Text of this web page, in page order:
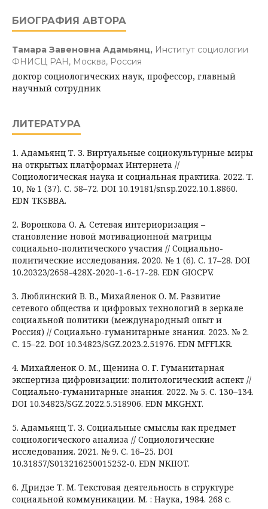
БИОГРАФИЯ АВТОРА
Тамара Завеновна Адамьянц, Институт социологии
ФНИСЦ РАН, Москва, Россия
доктор социологических наук, профессор, главный
научный сотрудник
ЛИТЕРАТУРА
1. Адамьянц Т. З. Виртуальные социокультурные миры
на открытых платформах Интернета //
Социологическая наука и социальная практика. 2022. Т.
10, № 1 (37). С. 58–72. DOI 10.19181/snsp.2022.10.1.8860.
EDN TKSBBA.
2. Воронкова О. А. Сетевая интериоризация –
становление новой мотивационной матрицы
социально-политического участия // Социально-
политические исследования. 2020. № 1 (6). С. 17–28. DOI
10.20323/2658-428X-2020-1-6-17-28. EDN GIOCPV.
3. Люблинский В. В., Михайленок О. М. Развитие
сетевого общества и цифровых технологий в зеркале
социальной политики (международный опыт и
Россия) // Социально-гуманитарные знания. 2023. № 2.
С. 15–22. DOI 10.34823/SGZ.2023.2.51976. EDN MFFLKR.
4. Михайленок О. М., Щенина О. Г. Гуманитарная
экспертиза цифровизации: политологический аспект //
Социально-гуманитарные знания. 2022. № 5. С. 130–134.
DOI 10.34823/SGZ.2022.5.518906. EDN MKGHXT.
5. Адамьянц Т. З. Социальные смыслы как предмет
социологического анализа // Социологические
исследования. 2021. № 9. С. 16–25. DOI
10.31857/S013216250015252-0. EDN NKIIOT.
6. Дридзе Т. М. Текстовая деятельность в структуре
социальной коммуникации. М. : Наука, 1984. 268 с.